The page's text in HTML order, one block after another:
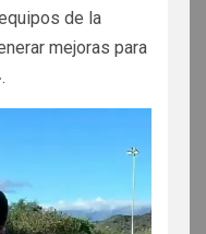
de la
mejoras para